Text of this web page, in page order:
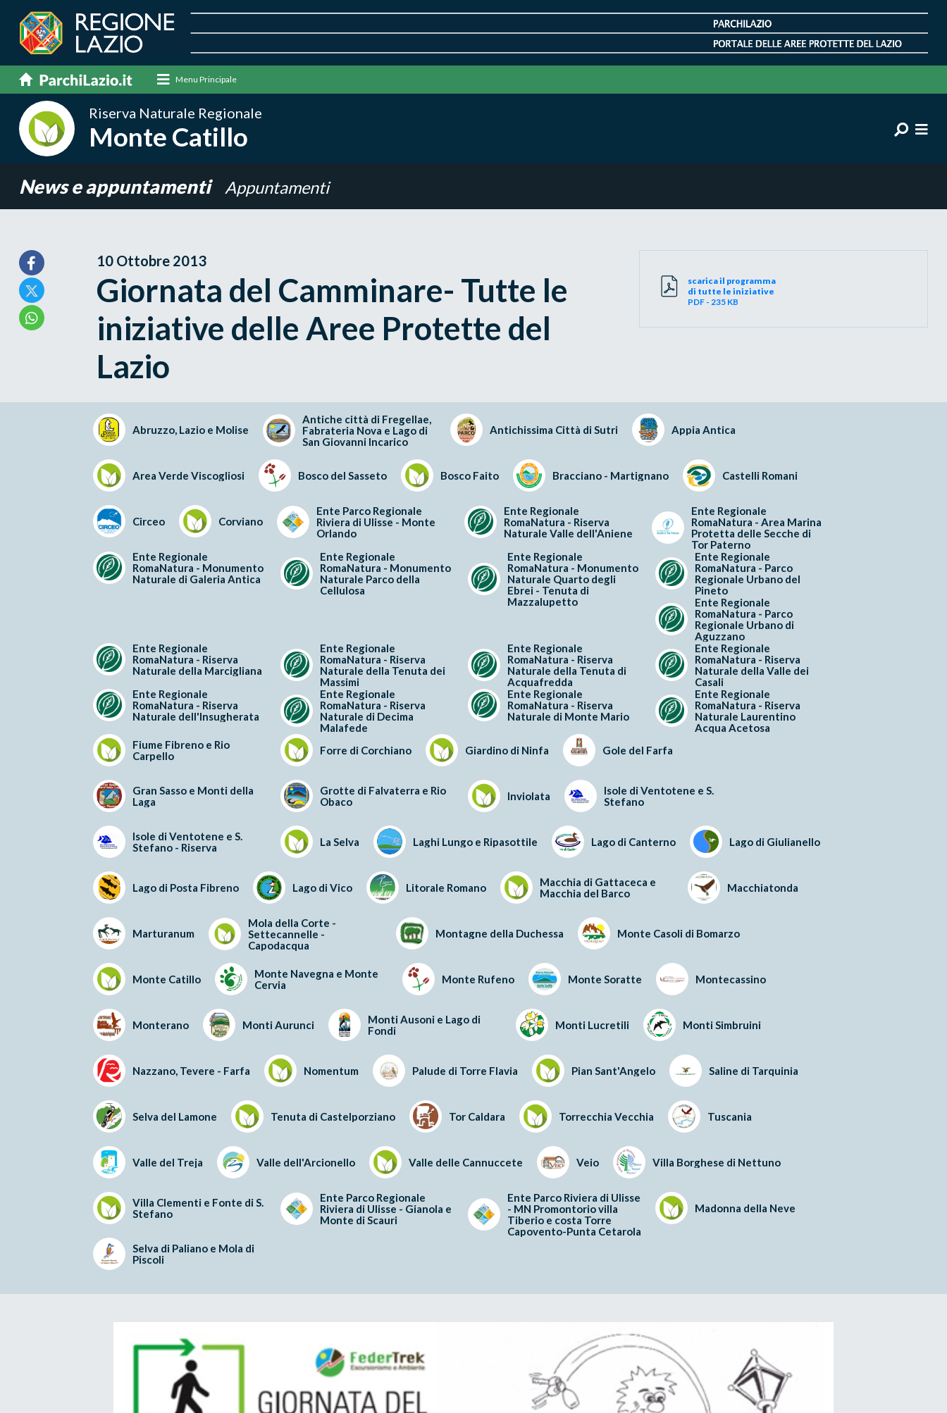
Menu Principale
Riserva Naturale Regionale
Monte Catillo
News e appuntamenti Appuntamenti
10 Ottobre 2013
Giornata del Camminare- Tutte le
iniziative delle Aree Protette del
Lazio
scarica il programma
di tutte le iniziative
PDF - 235 KB
Abruzzo, Lazio e Molise
Antiche città di Fregellae,
Fabrateria Nova e Lago di
San Giovanni Incarico
Antichissima Città di Sutri Appia Antica
Area Verde Viscogliosi Bosco del Sasseto Bosco Faito Bracciano - Martignano Castelli Romani
Circeo Corviano
Ente Parco Regionale
Riviera di Ulisse - Monte
Orlando
Ente Regionale
RomaNatura - Riserva
Naturale Valle dell'Aniene
Ente Regionale
RomaNatura - Area Marina
Protetta delle Secche di
Tor Paterno
Ente Regionale
RomaNatura - Monumento
Naturale di Galeria Antica
Ente Regionale
RomaNatura - Monumento
Naturale Parco della
Cellulosa
Ente Regionale
RomaNatura - Monumento
Naturale Quarto degli
Ebrei - Tenuta di
Mazzalupetto
Ente Regionale
RomaNatura - Parco
Regionale Urbano del
Pineto
Ente Regionale
RomaNatura - Parco
Regionale Urbano di
Aguzzano
Ente Regionale
RomaNatura - Riserva
Naturale della Marcigliana
Ente Regionale
RomaNatura - Riserva
Naturale della Tenuta dei
Massimi
Ente Regionale
RomaNatura - Riserva
Naturale della Tenuta di
Acquafredda
Ente Regionale
RomaNatura - Riserva
Naturale della Valle dei
Casali
Ente Regionale
RomaNatura - Riserva
Naturale dell'Insugherata
Ente Regionale
RomaNatura - Riserva
Naturale di Decima
Malafede
Ente Regionale
RomaNatura - Riserva
Naturale di Monte Mario
Ente Regionale
RomaNatura - Riserva
Naturale Laurentino
Acqua Acetosa
Fiume Fibreno e Rio
Carpello
Forre di Corchiano Giardino di Ninfa Gole del Farfa
Gran Sasso e Monti della
Laga
Grotte di Falvaterra e Rio
Obaco
Inviolata
Isole di Ventotene e S.
Stefano
Isole di Ventotene e S.
Stefano - Riserva
La Selva Laghi Lungo e Ripasottile Lago di Canterno Lago di Giulianello
Lago di Posta Fibreno Lago di Vico Litorale Romano
Macchia di Gattaceca e
Macchia del Barco
Macchiatonda
Marturanum
Mola della Corte -
Settecannelle -
Capodacqua
Montagne della Duchessa Monte Casoli di Bomarzo
Monte Catillo
Monte Navegna e Monte
Cervia
Monte Rufeno Monte Soratte Montecassino
Monterano Monti Aurunci
Monti Ausoni e Lago di
Fondi
Monti Lucretili Monti Simbruini
Nazzano, Tevere - Farfa Nomentum Palude di Torre Flavia Pian Sant'Angelo Saline di Tarquinia
Selva del Lamone Tenuta di Castelporziano Tor Caldara Torrecchia Vecchia Tuscania
Valle del Treja Valle dell'Arcionello Valle delle Cannuccete Veio Villa Borghese di Nettuno
Villa Clementi e Fonte di S.
Stefano
Ente Parco Regionale
Riviera di Ulisse - Gianola e
Monte di Scauri
Ente Parco Riviera di Ulisse
- MN Promontorio villa
Tiberio e costa Torre
Capovento-Punta Cetarola
Madonna della Neve
Selva di Paliano e Mola di
Piscoli